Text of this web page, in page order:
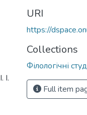
І.
URI
https://
Collections
Філологічні
Full item